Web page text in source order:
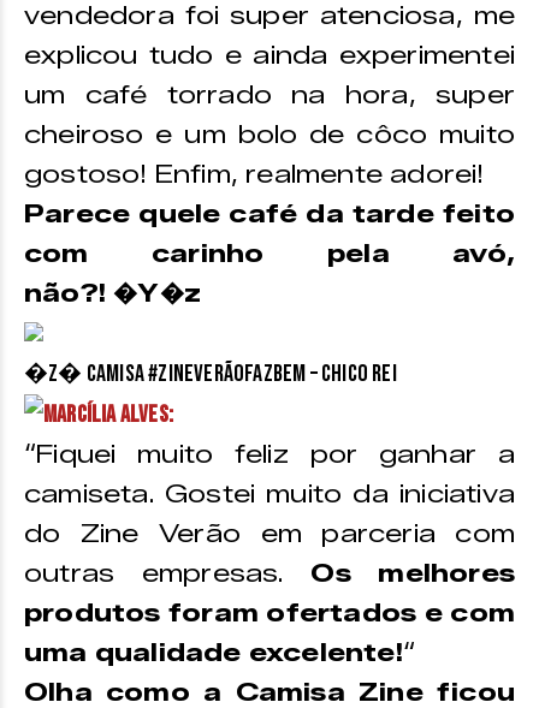
vendedora foi super atenciosa, me
explicou tudo e ainda experimentei
um café torrado na hora, super
cheiroso e um bolo de côco muito
gostoso! Enfim, realmente adorei!
Parece quele café da tarde feito
com carinho pela avó,
não?! �Y�z
�z� Camisa #ZineVerãoFazBem – Chico Rei
Marcília Alves:
“Fiquei muito feliz por ganhar a
camiseta. Gostei muito da iniciativa
do Zine Verão em parceria com
outras empresas. Os melhores
produtos foram ofertados e com
uma qualidade excelente!“
Olha como a Camisa Zine ficou